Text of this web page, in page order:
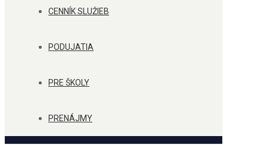
CENNÍK SLUŽIEB
PODUJATIA
PRE ŠKOLY
PRENÁJMY